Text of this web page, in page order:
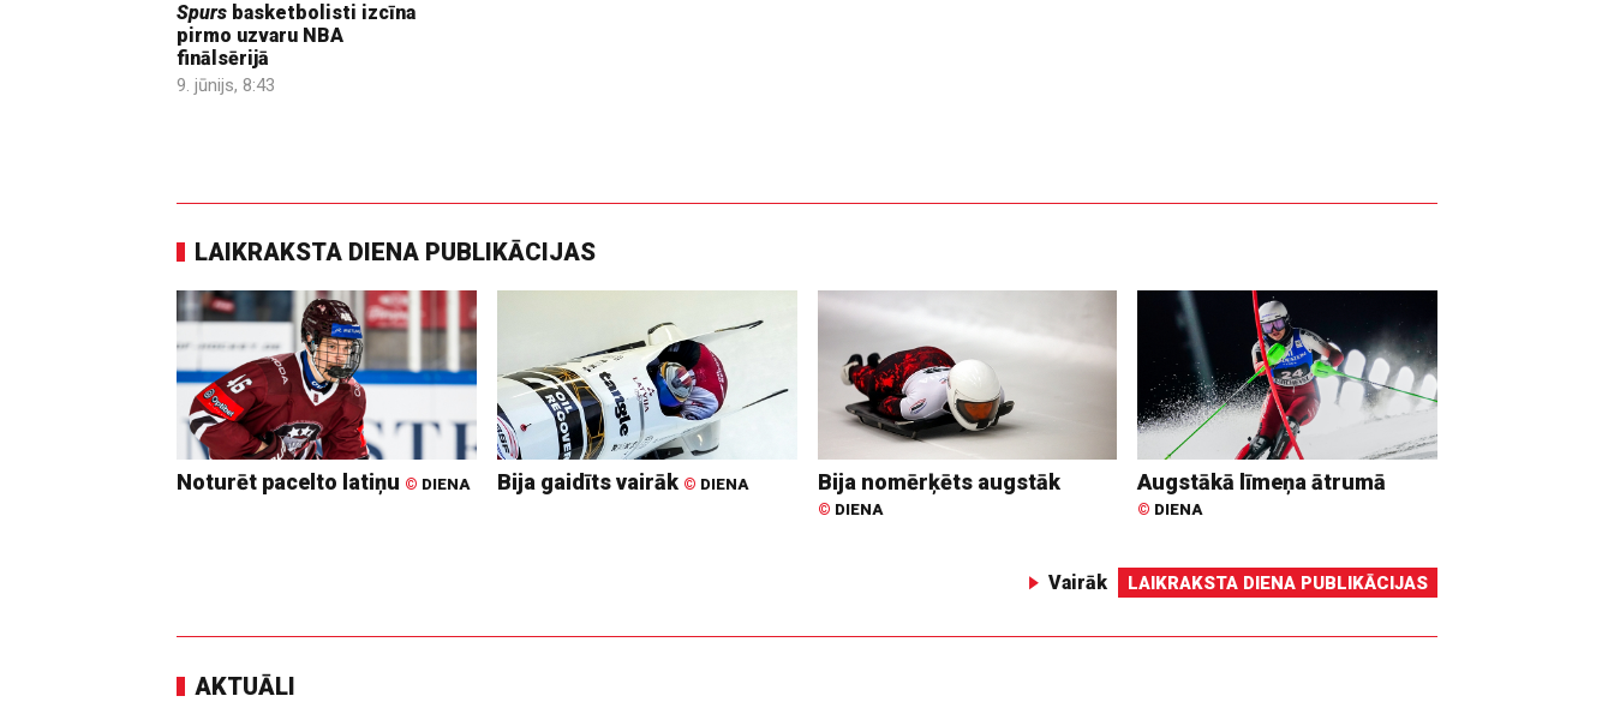
Spurs basketbolisti izcīna
pirmo uzvaru NBA
finālsērijā
9. jūnijs, 8:43
LAIKRAKSTA DIENA PUBLIKĀCIJAS
Noturēt pacelto latiņu © DIENA Bija gaidīts vairāk © DIENA Bija nomērķēts augstāk
© DIENA
Augstākā līmeņa ātrumā
© DIENA
Vairāk LAIKRAKSTA DIENA PUBLIKĀCIJAS
AKTUĀLI